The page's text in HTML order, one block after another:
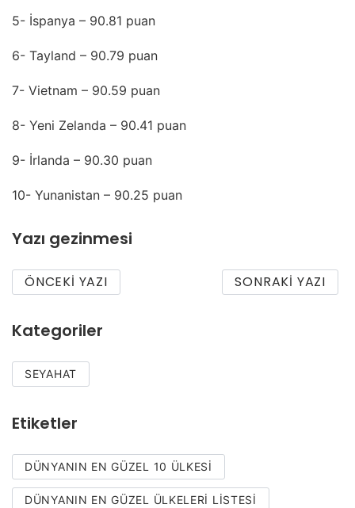
5- İspanya – 90.81 puan
6- Tayland – 90.79 puan
7- Vietnam – 90.59 puan
8- Yeni Zelanda – 90.41 puan
9- İrlanda – 90.30 puan
10- Yunanistan – 90.25 puan
Yazı gezinmesi
ÖNCEKI YAZI SONRAKI YAZI
Kategoriler
SEYAHAT
Etiketler
DÜNYANIN EN GÜZEL 10 ÜLKESI
DÜNYANIN EN GÜZEL ÜLKELERI LISTESI